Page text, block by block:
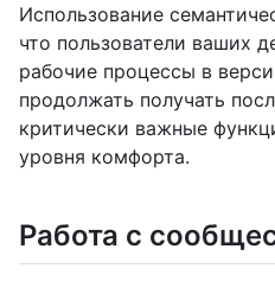
Использование
что пользователи ваших
рабочие процессы в
продолжать получать
критически важные
уровня комфорта.
Работа с